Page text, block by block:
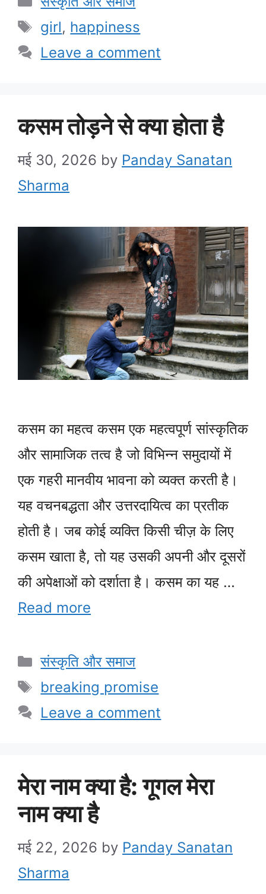
Tags
girl, happiness
Leave a comment
कसम तोड़ने से क्या होता है
मई 30, 2026 by Panday Sanatan
Sharma
कसम का महत्व कसम एक महत्वपूर्ण सांस्कृतिक
और सामाजिक तत्व है जो विभिन्न समुदायों में
एक गहरी मानवीय भावना को व्यक्त करती है।
यह वचनबद्धता और उत्तरदायित्व का प्रतीक
होती है। जब कोई व्यक्ति किसी चीज़ के लिए
कसम खाता है, तो यह उसकी अपनी और दूसरों
की अपेक्षाओं को दर्शाता है। कसम का यह …
Read more
Categories
संस्कृति और समाज
Tags
breaking promise
Leave a comment
मेरा नाम क्या है: गूगल मेरा
नाम क्या है
मई 22, 2026 by Panday Sanatan
Sharma